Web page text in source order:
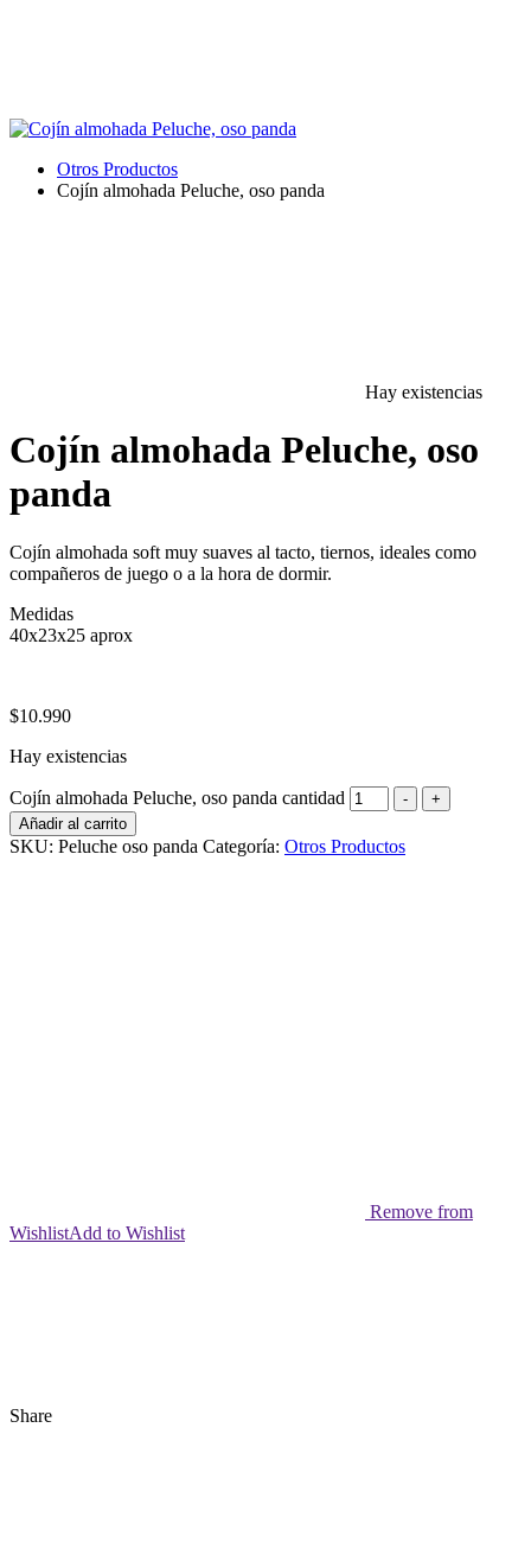
Otros Productos
Cojín almohada Peluche, oso panda
Hay existencias
Cojín almohada Peluche, oso
panda
Cojín almohada soft muy suaves al tacto, tiernos, ideales como
compañeros de juego o a la hora de dormir.
Medidas
40x23x25 aprox
$10.990
Hay existencias
Cojín almohada Peluche, oso panda cantidad -
+
Añadir al carrito
SKU: Peluche oso panda Categoría: Otros Productos
Remove from
WishlistAdd to Wishlist
Share